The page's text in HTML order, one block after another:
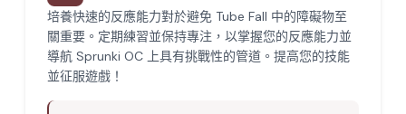
培養快速的反應能力對於避免 Tube Fall 中的障礙物至
關重要。定期練習並保持專注，以掌握您的反應能力並
導航 Sprunki OC 上具有挑戰性的管道。提高您的技能
並征服遊戲！